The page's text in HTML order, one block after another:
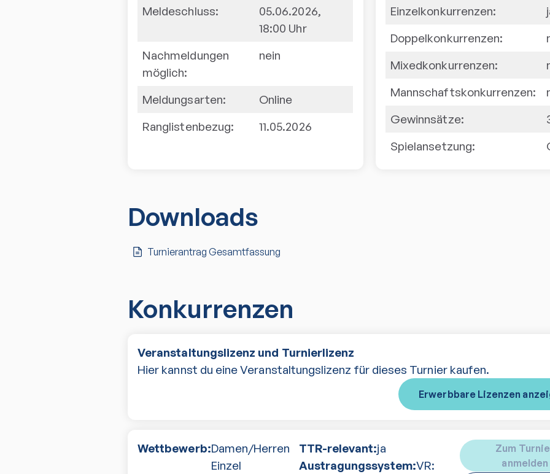
Meldeschluss: 05.06.2026,
18:00 Uhr
Nachmeldungen
möglich:
nein
Meldungsarten:
Online
Ranglistenbezug:
11.05.2026
Einzelkonkurrenzen:
Doppelkonkurrenzen:
Mixedkonkurrenzen:
Mannschaftskonkurrenzen:
Gewinnsätze:
Spielansetzung:
Downloads
Turnierantrag Gesamtfassung
Konkurrenzen
Veranstaltungslizenz und Turnierlizenz
Hier kannst du eine Veranstaltungslizenz für dieses Turnier kaufen.
Erwerbbare Lizenzen
Wettbewerb:Damen/Herren
Einzel
TTR-relevant:ja
Austragungssystem:VR:
Zum
anmelden